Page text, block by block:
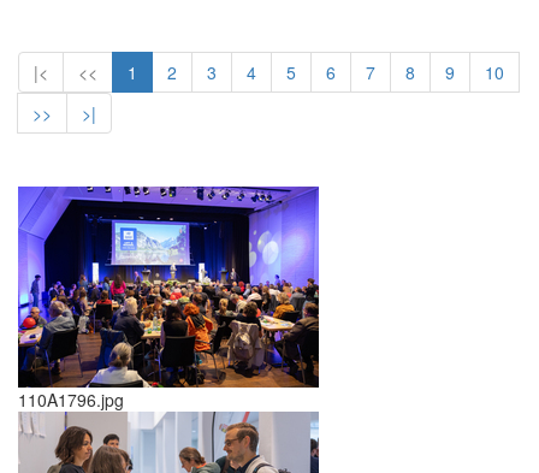
|< << 1 2 3 4 5 6 7 8 9
10
>>
>|
110A1796.jpg